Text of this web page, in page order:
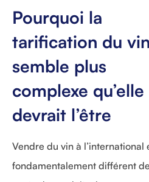
Pourquoi la
tarification du vin
semble plus
complexe qu’elle
devrait l’être
Vendre du vin à l’international
fondamentalement différent